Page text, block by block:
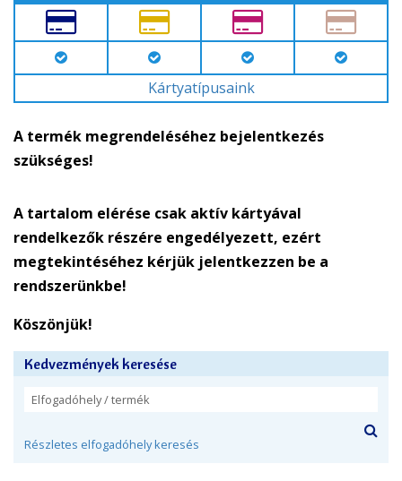
Kártyatípusaink
A termék megrendeléséhez bejelentkezés
szükséges!
A tartalom elérése csak aktív kártyával
rendelkezők részére engedélyezett, ezért
megtekintéséhez kérjük jelentkezzen be a
rendszerünkbe!
Köszönjük!
Kedvezmények keresése
Részletes elfogadóhely keresés